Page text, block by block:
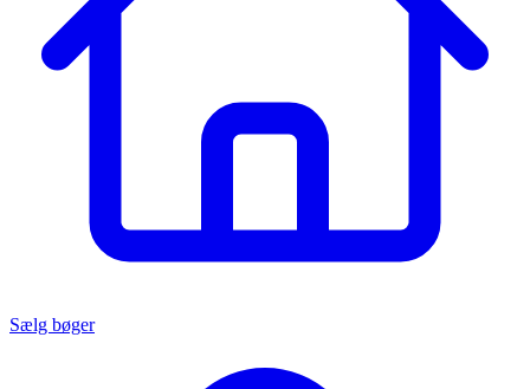
Sælg bøger